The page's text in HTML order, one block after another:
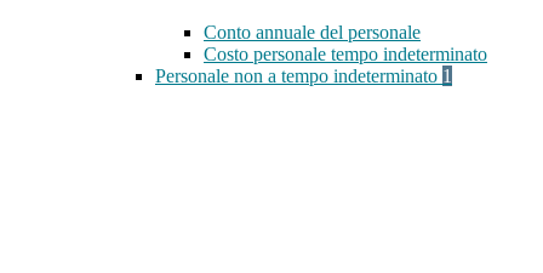
Conto annuale del personale
Costo personale tempo indeterminato
Personale non a tempo indeterminato 1